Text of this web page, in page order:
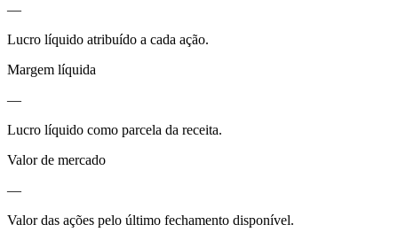
—
Lucro líquido atribuído a cada ação.
Margem líquida
—
Lucro líquido como parcela da receita.
Valor de mercado
—
Valor das ações pelo último fechamento disponível.